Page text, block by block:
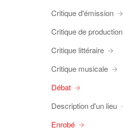
Critique d'émission
Critique de production
Critique littéraire
Critique musicale
Débat
Description d'un lieu
Enrobé